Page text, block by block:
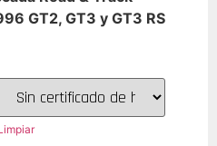
GT2, GT3 y GT3 RS